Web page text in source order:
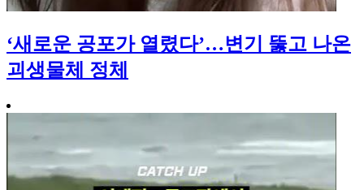
‘새로운 공포가 열렸다’…변기 뚫고 나온
괴생물체 정체